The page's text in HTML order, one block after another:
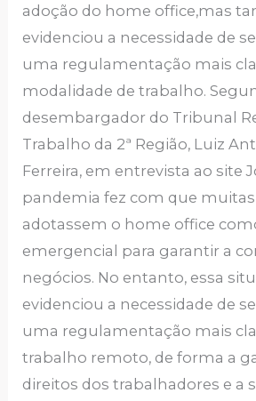
adoção do home office,mas
evidenciou a necessidade de
uma regulamentação mais
modalidade de trabalho.
desembargador do Tribunal
Trabalho da 2ª Região, Luiz
Ferreira, em entrevista ao site
pandemia fez com que
adotassem o home office
emergencial para garantir a
negócios. No entanto, essa
evidenciou a necessidade de
uma regulamentação mais
trabalho remoto, de forma a
direitos dos trabalhadores e a